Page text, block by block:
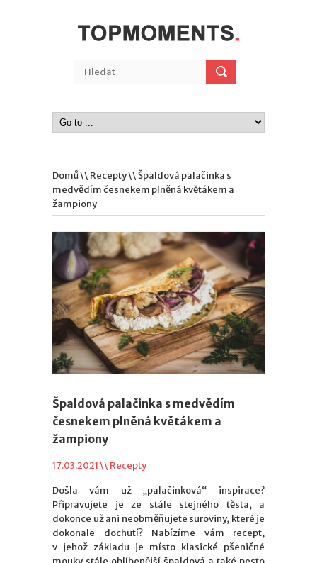
Domů\\ Recepty\\ Špaldová palačinka s
medvědím česnekem plněná květákem a
žampiony
Špaldová palačinka s medvědím
česnekem plněná květákem a
žampiony
17.03.2021 \\ Recepty
Došla vám už „palačinková“ inspirace?
Připravujete je ze stále stejného těsta, a
dokonce už ani neobměňujete suroviny, které je
dokonale dochutí? Nabízíme vám recept,
v jehož základu je místo klasické pšeničné